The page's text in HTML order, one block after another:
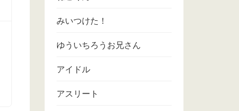
みいつけた！
ゆういちろうお兄さん
アイドル
アスリート